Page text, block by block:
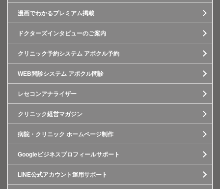
漫画でわかるプレミアム掲載
ドクターズインタビューのご案内
クリニック予約システム アポクル予約
WEB問診システム アポクル問診
レセコンアナライザー
クリニック経営マガジン
病院・クリニック ホームページ制作
Googleビジネスプロフィールサポート
LINE公式アカウント運用サポート